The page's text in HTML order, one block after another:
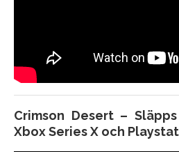
Crimson Desert –
Xbox Series X och